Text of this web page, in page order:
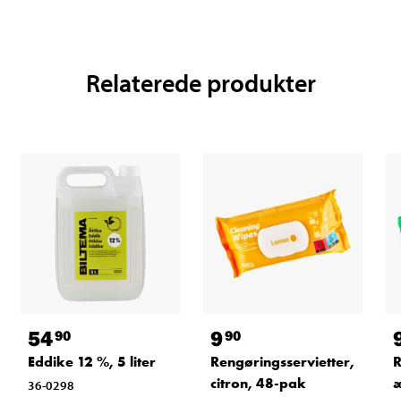
Relaterede produkter
5490
Eddike 12 %, 5 liter
36-0298
990
Rengøringsservietter,
citron, 48-pak